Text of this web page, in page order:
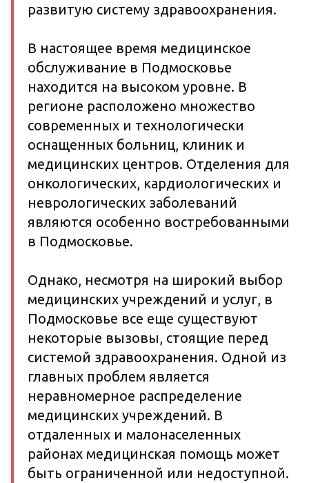
развитую систему здравоохранения.
В настоящее время медицинское
обслуживание в Подмосковье
находится на высоком уровне. В
регионе расположено множество
современных и технологически
оснащенных больниц, клиник и
медицинских центров. Отделения для
онкологических, кардиологических и
неврологических заболеваний
являются особенно востребованными
в Подмосковье.
Однако, несмотря на широкий выбор
медицинских учреждений и услуг, в
Подмосковье все еще существуют
некоторые вызовы, стоящие перед
системой здравоохранения. Одной из
главных проблем является
неравномерное распределение
медицинских учреждений. В
отдаленных и малонаселенных
районах медицинская помощь может
быть ограниченной или недоступной.